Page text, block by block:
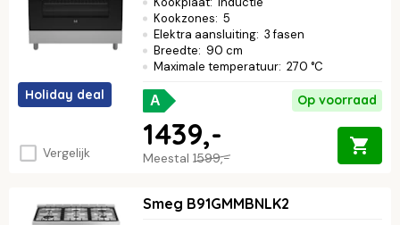
Holiday deal
Vergelijk
Kookzones: 5
Elektra aansluiting: 3 fasen
Breedte: 90 cm
Maximale temperatuur: 270 °C
A Op voorraad
Meestal 1599,-
1439,-
Smeg B91GMMBNLK2